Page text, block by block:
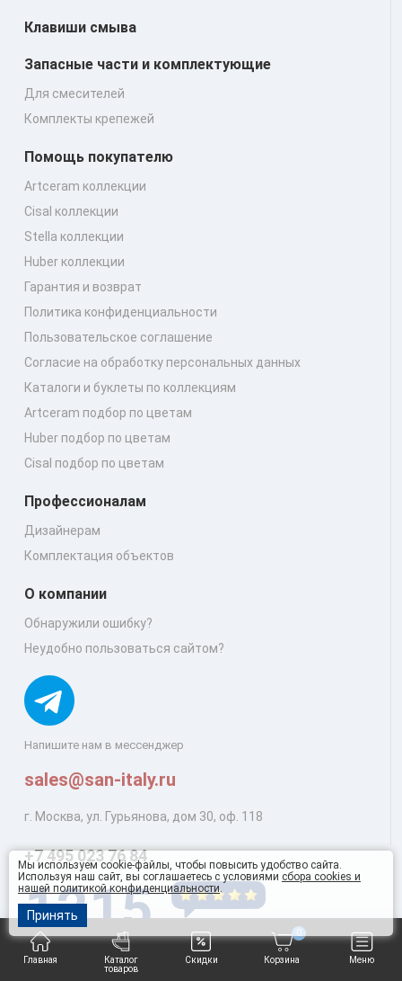
Главная
Каталог
товаров
Скидки Корзина
0
Меню
Клавиши смыва
Запасные части и комплектующие
Для смесителей
Комплекты крепежей
Напишите нам в мессенджер
sales@san-italy.ru
г. Москва, ул. Гурьянова, дом 30, оф. 118
Помощь покупателю
Artceram коллекции
Cisal коллекции
Stella коллекции
Huber коллекции
Гарантия и возврат
Политика конфиденциальности
Пользовательское соглашение
Согласие на обработку персональных данных
Каталоги и буклеты по коллекциям
Artceram подбор по цветам
Huber подбор по цветам
Cisal подбор по цветам
Профессионалам
Дизайнерам
Комплектация объектов
О компании
Обнаружили ошибку?
Неудобно пользоваться сайтом?
+7 495 023 76 84
1215
отзывов
Читать отзывы
покупателей
Мы используем cookie-файлы, чтобы повысить удобство сайта.
Используя наш сайт, вы соглашаетесь с условиями сбора cookies и
нашей политикой конфиденциальности.
Принять